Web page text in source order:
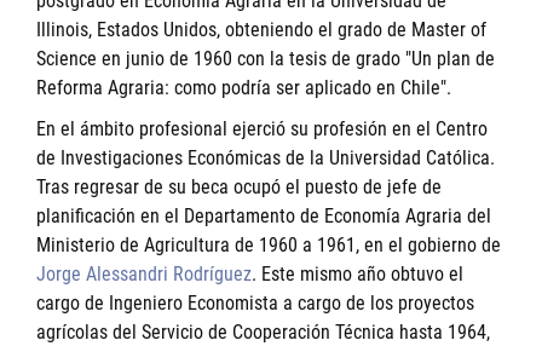
Illinois, Estados Unidos, obteniendo el grado de Master of
Science en junio de 1960 con la tesis de grado "Un plan de
Reforma Agraria: como podría ser aplicado en Chile".
En el ámbito profesional ejerció su profesión en el Centro
de Investigaciones Económicas de la Universidad Católica.
Tras regresar de su beca ocupó el puesto de jefe de
planificación en el Departamento de Economía Agraria del
Ministerio de Agricultura de 1960 a 1961, en el gobierno de
Jorge Alessandri Rodríguez. Este mismo año obtuvo el
cargo de Ingeniero Economista a cargo de los proyectos
agrícolas del Servicio de Cooperación Técnica hasta 1964,